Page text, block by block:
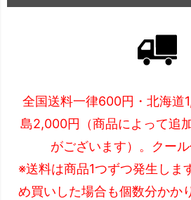
全国送料一律600円・北海道
島2,000円（商品によって追
がございます）。クー
※送料は商品1つずつ発生しま
め買いした場合も個数分かか